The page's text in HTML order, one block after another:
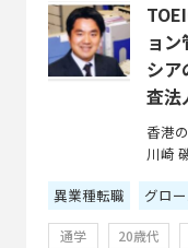
ョ
シア
査法
香港
川崎
異業種転職
グロ
通学 20歳代